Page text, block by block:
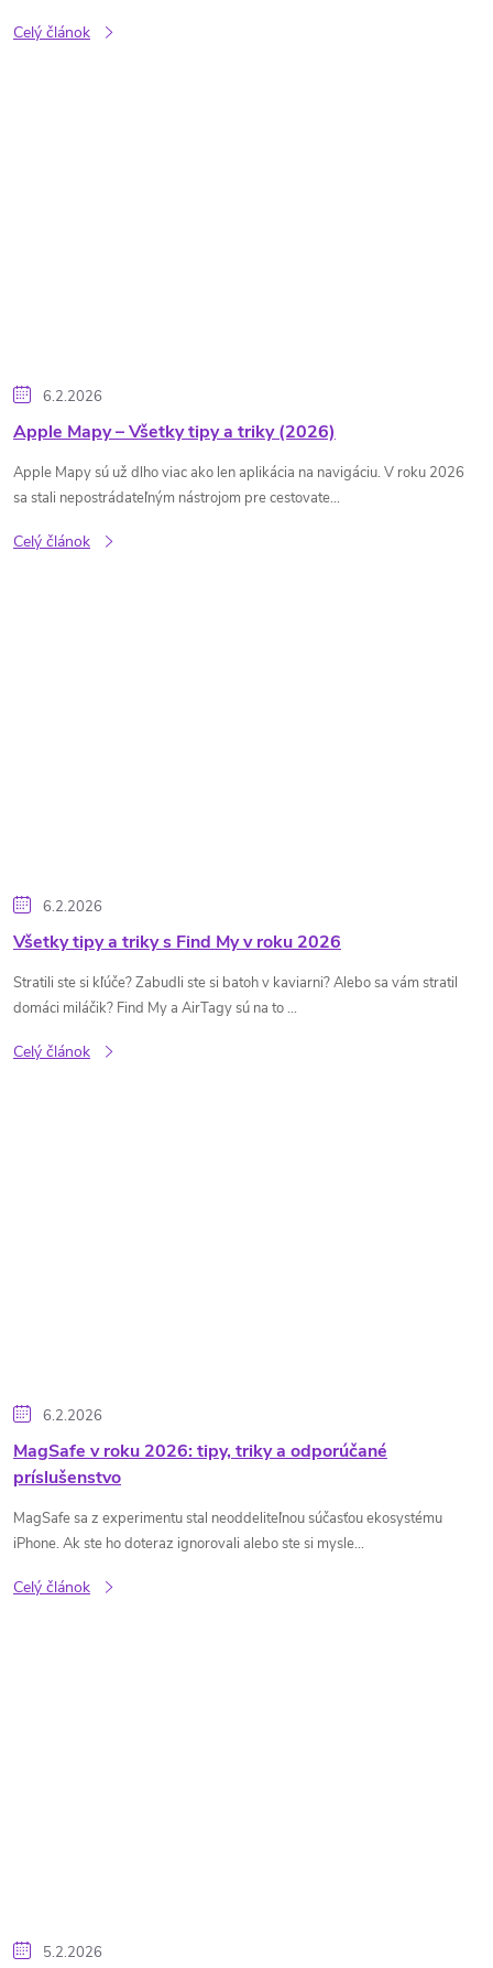
Celý článok
6.2.2026
Apple Mapy – Všetky tipy a triky (2026)
Apple Mapy sú už dlho viac ako len aplikácia na navigáciu. V roku 2026
sa stali nepostrádateľným nástrojom pre cestovate...
Celý článok
6.2.2026
Všetky tipy a triky s Find My v roku 2026
Stratili ste si kľúče? Zabudli ste si batoh v kaviarni? Alebo sa vám stratil
domáci miláčik? Find My a AirTagy sú na to ...
Celý článok
6.2.2026
MagSafe v roku 2026: tipy, triky a odporúčané
príslušenstvo
MagSafe sa z experimentu stal neoddeliteľnou súčasťou ekosystému
iPhone. Ak ste ho doteraz ignorovali alebo ste si mysle...
Celý článok
5.2.2026